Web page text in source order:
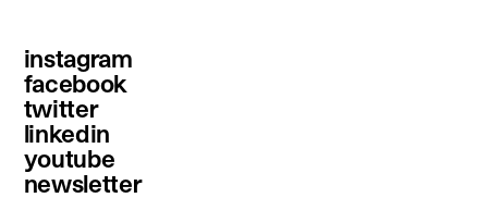
instagram
facebook
twitter
linkedin
youtube
newsletter